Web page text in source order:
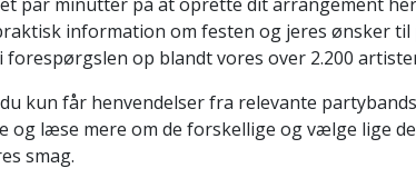
information om festen og jeres ønsker til
forespørgslen op blandt vores over 2.200
kun får henvendelser fra relevante
og læse mere om de forskellige og vælge lige
smag.